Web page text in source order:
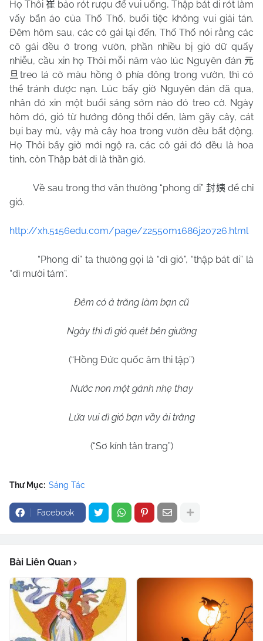
Họ Thôi 崔 bảo rót rượu để vui uống, Thập bát di rót làm
vấy bẩn áo của Thố Thố, buổi tiệc không vui giải tán.
Đêm hôm sau, các cô gái lại đến, Thố Thố nói rằng các
cô gái đều ở trong vườn, phần nhiều bị gió dữ quấy
nhiễu, cầu xin họ Thôi mỗi năm vào lúc Nguyên đán 元
旦 treo lá cờ màu hồng ở phía đông trong vườn, thì có
thể tránh được nạn. Lúc bấy giờ Nguyên đán đã qua,
nhân đó xin một buổi sáng sớm nào đó treo cờ. Ngày
hôm đó, gió từ hướng đông thổi đến, làm gãy cây, cát
bụi bay mù, vậy mà cây hoa trong vườn đều bất động.
Họ Thôi bấy giờ mới ngộ ra, các cô gái đó đều là hoa
tinh, còn Thập bát di là thần gió.
Về sau trong thơ văn thường “phong di”封姨 để chỉ
gió.
http://xh.5156edu.com/page/z2550m1686j20726.html
“Phong di” ta thường gọi là “dì gió”, “thập bát di” là
“dì mười tám”.
Đêm có ả trăng làm bạn cũ
Ngày thì dì gió quét bên giường
(“Hồng Đức quốc âm thi tập”)
Nước non một gánh nhẹ thay
Lứa vui dì gió bạn vầy ải trăng
(“Sơ kính tân trang”)
Thư Mục: Sáng Tác
Facebook
Bài Liên Quan